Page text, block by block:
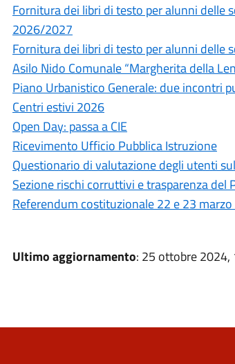
Fornitura dei libri di testo per alunni delle
2026/2027
Fornitura dei libri di testo per alunni delle
Asilo Nido Comunale “Margherita della
Piano Urbanistico Generale: due incontri
Centri estivi 2026
Open Day: passa a CIE
Ricevimento Ufficio Pubblica Istruzione
Questionario di valutazione degli utenti
Sezione rischi corruttivi e trasparenza
Referendum costituzionale 22 e 23
Ultimo aggiornamento: 25 ottobre 2024,